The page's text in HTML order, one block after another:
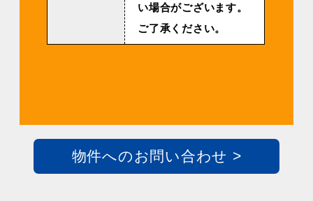
い場合がございます。
ご了承ください。
物件へのお問い合わせ >